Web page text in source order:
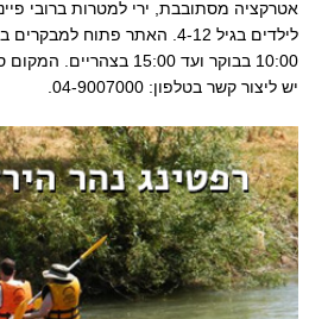
אטרקציה מסתובבת, ירי למטרות ברובי
לילדים בגיל 4-12. האתר פתוח
10:00 בבוקר ועד 15:00
יש ליצור קשר בטלפון: 04-9007000.